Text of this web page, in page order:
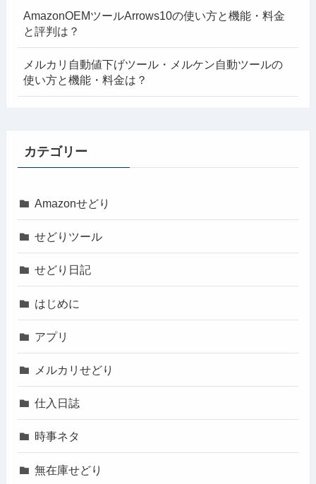
AmazonOEMツールArrows10の使い方と機能・料金
と評判は？
メルカリ自動値下げツール・メルケン自動ツールの
使い方と機能・料金は？
カテゴリー
Amazonせどり
せどりツール
せどり日記
はじめに
アプリ
メルカリせどり
仕入日誌
時事ネタ
無在庫せどり